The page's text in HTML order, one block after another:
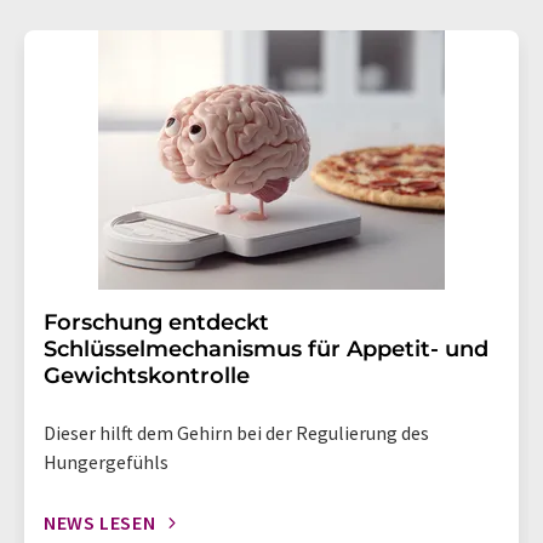
Forschung entdeckt
Schlüsselmechanismus für Appetit- und
Gewichtskontrolle
Dieser hilft dem Gehirn bei der Regulierung des
Hungergefühls
NEWS LESEN